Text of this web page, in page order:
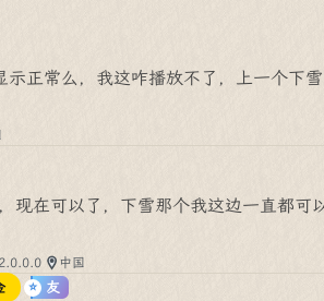
正常么，我这咋播放不了，上一个下
现在可以了，下雪那个我这边一直都可
中国
友